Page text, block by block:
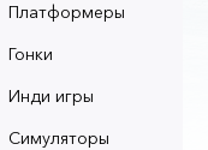
Платформеры
Гонки
Инди игры
Симуляторы